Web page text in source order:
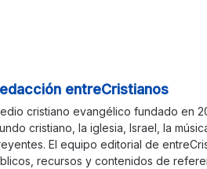
entreCristianos
cristiano evangélico fundado en
cristiano, la iglesia, Israel, la
El equipo editorial de
recursos y contenidos de